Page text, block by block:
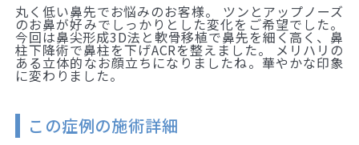
丸く低い鼻先でお悩みのお客様。 ツンとアップノーズ
のお鼻が好みでしっかりとした変化をご希望でした。
今回は鼻尖形成3D法と軟骨移植で鼻先を細く高く、鼻
柱下降術で鼻柱を下げACRを整えました。 メリハリの
ある立体的なお顔立ちになりましたね。華やかな印象
に変わりました。
この症例の施術詳細